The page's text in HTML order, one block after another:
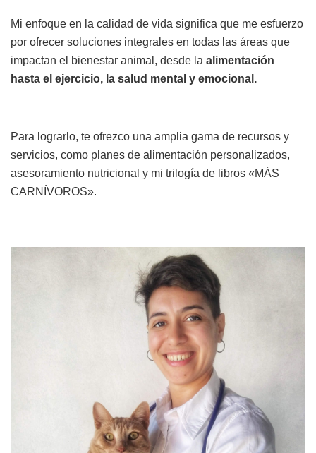
Mi enfoque en la calidad de vida significa que me esfuerzo
por ofrecer soluciones integrales en todas las áreas que
impactan el bienestar animal, desde la alimentación
hasta el ejercicio, la salud mental y emocional.
Para lograrlo, te ofrezco una amplia gama de recursos y
servicios, como planes de alimentación personalizados,
asesoramiento nutricional y mi trilogía de libros «MÁS
CARNÍVOROS».